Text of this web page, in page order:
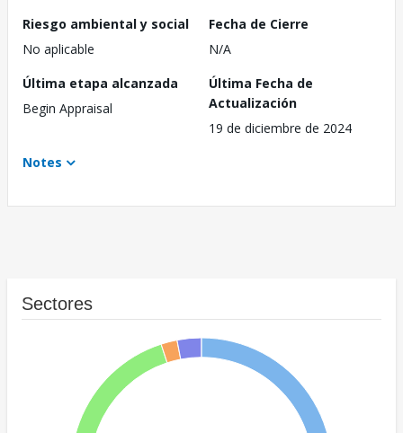
Riesgo ambiental y social
No aplicable
Fecha de Cierre
N/A
Última etapa alcanzada
Begin Appraisal
Última Fecha de
Actualización
19 de diciembre de 2024
Notes
Sectores